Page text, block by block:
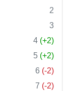
2
3
4 (+2)
5 (+2)
6 (-2)
7 (-2)